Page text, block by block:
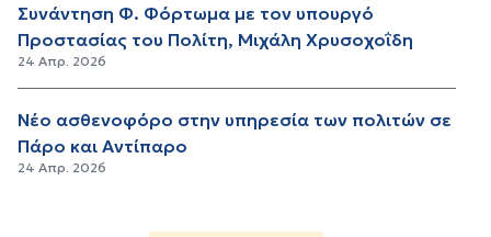
Συνάντηση Φ. Φόρτωμα με τον υπουργό
Προστασίας του Πολίτη, Μιχάλη Χρυσοχοΐδη
24 Απρ. 2026
Νέο ασθενοφόρο στην υπηρεσία των πολιτών σε
Πάρο και Αντίπαρο
24 Απρ. 2026